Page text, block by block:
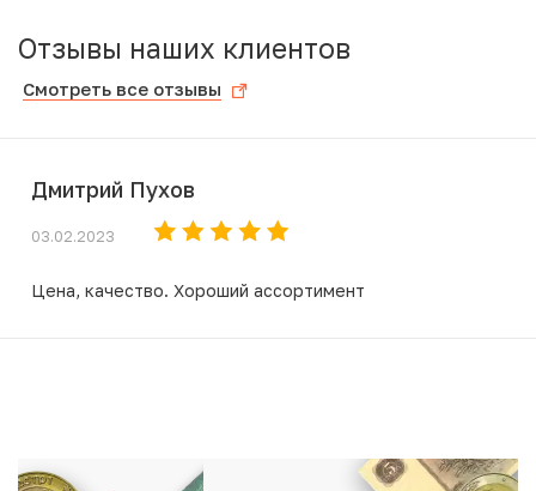
Отзывы наших клиентов
Смотреть все отзывы
Дмитрий Пухов
03.02.2023
Цена, качество. Хороший ассортимент